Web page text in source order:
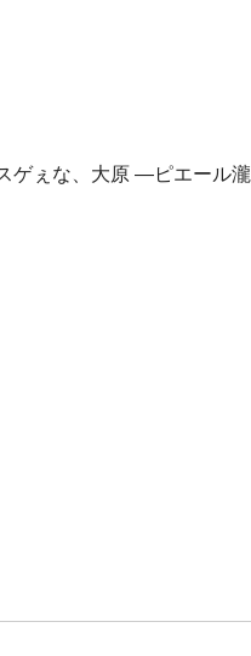
ゲぇな、大原 ―ピエール瀧